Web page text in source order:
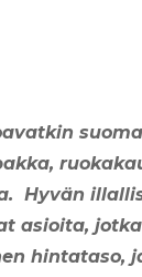
Hyvän
asioita,
hintataso,